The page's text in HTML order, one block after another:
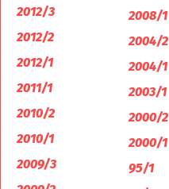
2012/3
2012/2
2012/1
2011/1
2010/2
2010/1
2009/3
2008/1
2004/2
2004/1
2003/1
2000/2
2000/1
95/1